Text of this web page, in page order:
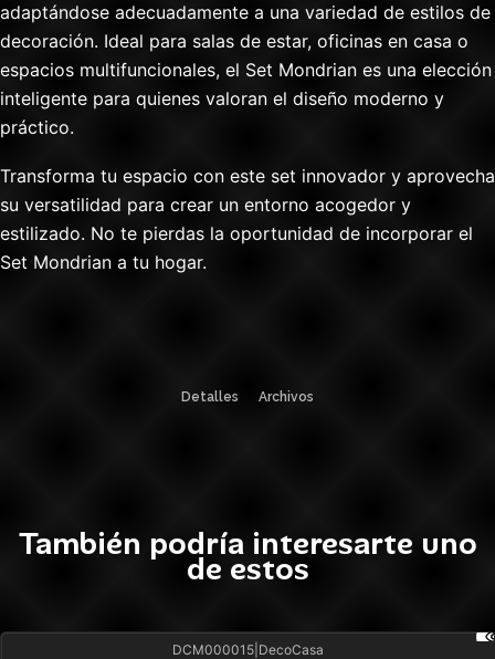
adaptándose adecuadamente a una variedad de estilos de
decoración. Ideal para salas de estar, oficinas en casa o
espacios multifuncionales, el Set Mondrian es una elección
inteligente para quienes valoran el diseño moderno y
práctico.
Transforma tu espacio con este set innovador y aprovecha
su versatilidad para crear un entorno acogedor y
estilizado. No te pierdas la oportunidad de incorporar el
Set Mondrian a tu hogar.
Detalles Archivos
También podría interesarte uno
de estos
DCM000015| DecoCasa